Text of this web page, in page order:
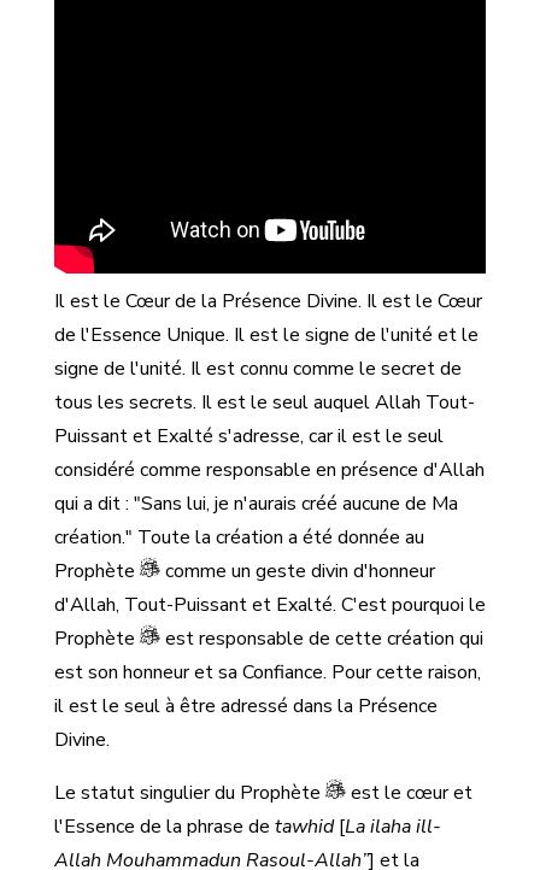
Il est le Cœur de la Présence Divine. Il est le Cœur
de l'Essence Unique. Il est le signe de l'unité et le
signe de l'unité. Il est connu comme le secret de
tous les secrets. Il est le seul auquel Allah Tout-
Puissant et Exalté s'adresse, car il est le seul
considéré comme responsable en présence d'Allah
qui a dit : "Sans lui, je n'aurais créé aucune de Ma
création." Toute la création a été donnée au
Prophète
comme un geste divin d'honneur
d'Allah, Tout-Puissant et Exalté. C'est pourquoi le
Prophète
est responsable de cette création qui
est son honneur et sa Confiance. Pour cette raison,
il est le seul à être adressé dans la Présence
Divine.
Le statut singulier du Prophète
est le cœur et
l'Essence de la phrase de tawhid[La ilaha ill-
Allah Mouhammadun Rasoul-Allah”] et la